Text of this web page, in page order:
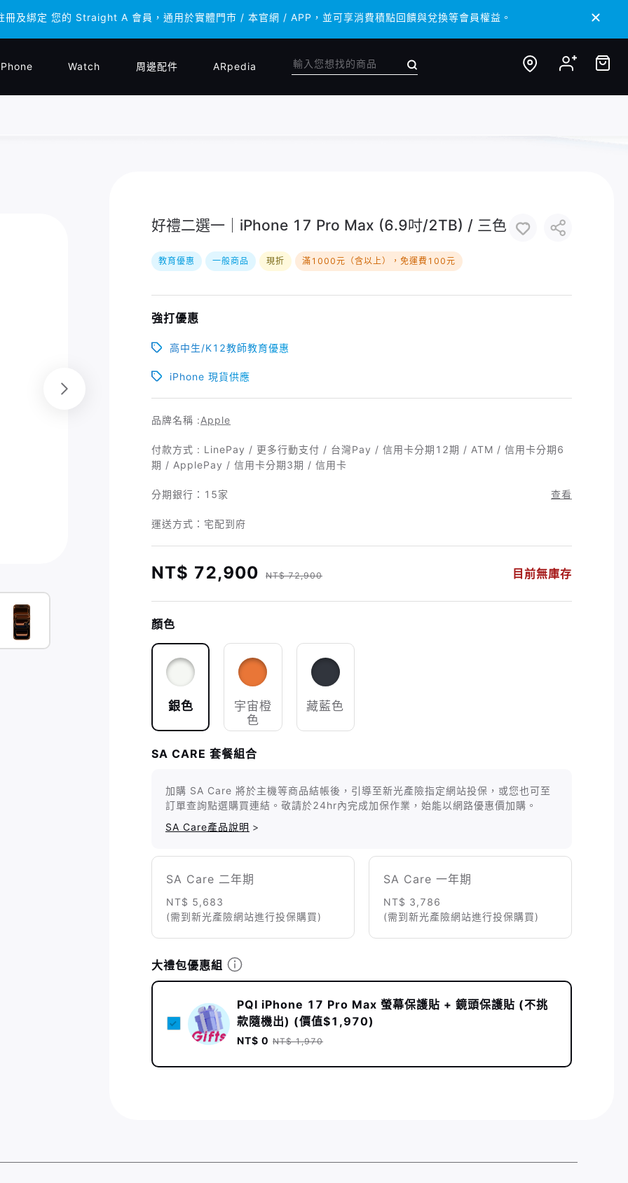
及綁定 您的 Straight A 會員，通用於實體門市 / 本官網 / APP，並可享消費積點回饋與兌換等會員權益。
及綁定 您的 Straight A 會員，通用於實體門市 / 本官網 / APP，並可享消費積點回饋與兌換等會員權益。
Watch 周邊配件 ARpedia
好禮二選一｜iPhone 17 Pro Max (6.9吋/2TB) / 三色
教育優惠 一般商品 現折 滿1000元（含以上），免運費100元
強打優惠
高中生/K12教師教育優惠
iPhone 現貨供應
品牌名稱 :Apple
付款方式 : LinePay / 更多行動支付 / 台灣Pay / 信用卡分期12期 / ATM / 信用卡分期6
期 / ApplePay / 信用卡分期3期 / 信用卡
分期銀行： 15家 查看
運送方式：宅配到府
NT$ 72,900 NT$ 72,900 目前無庫存
顏色
銀色
宇宙橙
色
藏藍色
SA CARE 套餐組合
加購 SA Care 將於主機等商品結帳後，引導至新光產險指定網站投保，或您也可至
訂單查詢點選購買連結。敬請於24hr內完成加保作業，始能以網路優惠價加購。
SA Care產品說明 >
SA Care 二年期
NT$ 5,683
(需到新光產險網站進行投保購買)
SA Care 一年期
NT$ 3,786
(需到新光產險網站進行投保購買)
大禮包優惠組
PQI iPhone 17 Pro Max 螢幕保護貼 + 鏡頭保護貼 (不挑
款隨機出) (價值$1,970)
NT$ 0 NT$ 1,970